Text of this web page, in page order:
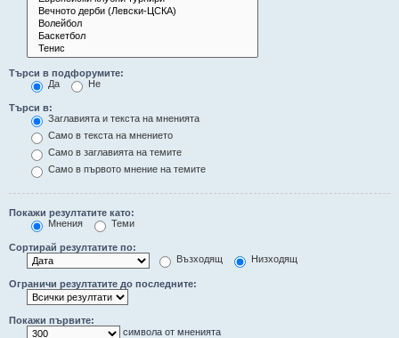
Търси в подфорумите:
Да
Не
Търси в:
Заглавията и текста на мненията
Само в текста на мнението
Само в заглавията на темите
Само в първото мнение на темите
Покажи резултатите като:
Мнения
Теми
Сортирай резултатите по:
Възходящ
Низходящ
Ограничи резултатите до последните:
Покажи първите:
символа от мненията